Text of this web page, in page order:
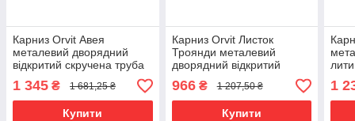
Карниз Orvit Авея
металевий дворядний
відкритий скручена труба
25\16 мм 240 см (00-
00023498)
1 345 ₴ 1 681,25 ₴
Купити
Карниз Orvit Листок
Троянди металевий
дворядний відкритий
металеве Сатин 25\19 мм
200 см (00-00011096)
966₴ 1 207,50 ₴
Купити
1